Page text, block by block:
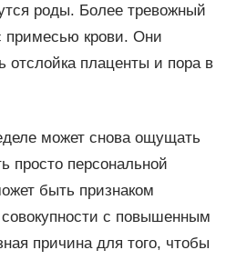
роды. Более тревожный
примесью крови. Они
отслойка плаценты и пора в
может снова ощущать
просто персональной
быть признаком
совокупности с повышенным
причина для того, чтобы